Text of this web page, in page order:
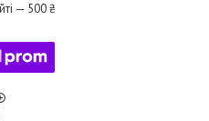
— 500 ₴